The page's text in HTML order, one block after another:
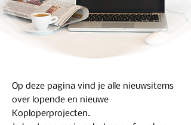
Op deze pagina vind je alle nieuwsitems
over lopende en nieuwe
Koploperprojecten.